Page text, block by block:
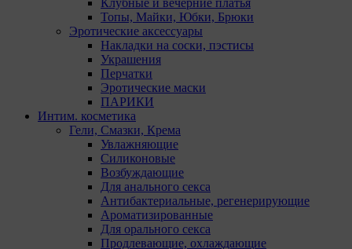
Топы, Майки, Юбки, Брюки
Эротические аксессуары
Накладки на соски, пэстисы
Украшения
Перчатки
Эротические маски
ПАРИКИ
Интим. косметика
Гели, Смазки, Крема
Увлажняющие
Силиконовые
Возбуждающие
Для анального секса
Антибактериальные, регенерирующие
Ароматизированные
Для орального секса
Продлевающие, охлаждающие